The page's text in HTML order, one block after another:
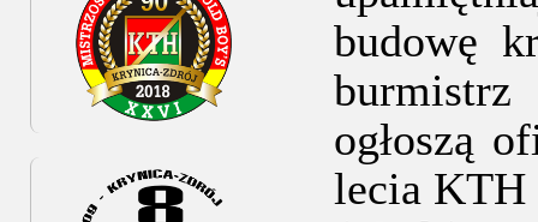
budowę
ogłoszą
lecia KTH